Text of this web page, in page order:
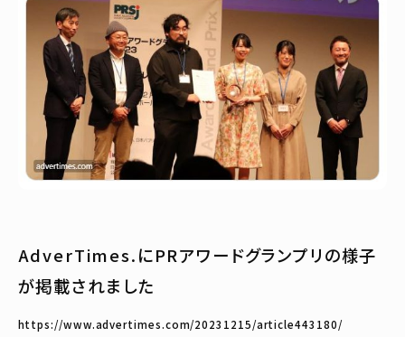
AdverTimes.にPRアワードグランプリの様子
が掲載されました
https://www.advertimes.com/20231215/article443180/